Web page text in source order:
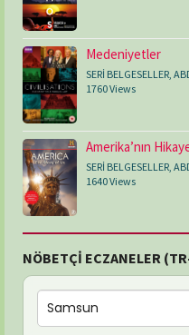
Medeniyetler
SERİ BELGESELLER
1760 Views
Amerika’nın
SERİ BELGESELLER
1640 Views
NÖBETÇİ ECZANELER